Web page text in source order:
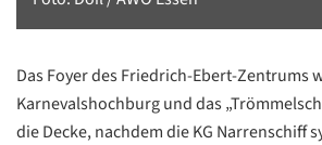
Das Foyer des Friedrich-Ebert-Zentrums
Karnevalshochburg und das
die Decke, nachdem die KG Narrenschiff